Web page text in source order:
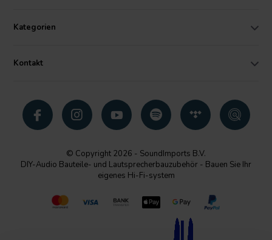
Kategorien
Kontakt
© Copyright 2026 - SoundImports B.V.
DIY-Audio Bauteile- und Lautsprecherbauzubehör - Bauen Sie Ihr
eigenes Hi-Fi-system